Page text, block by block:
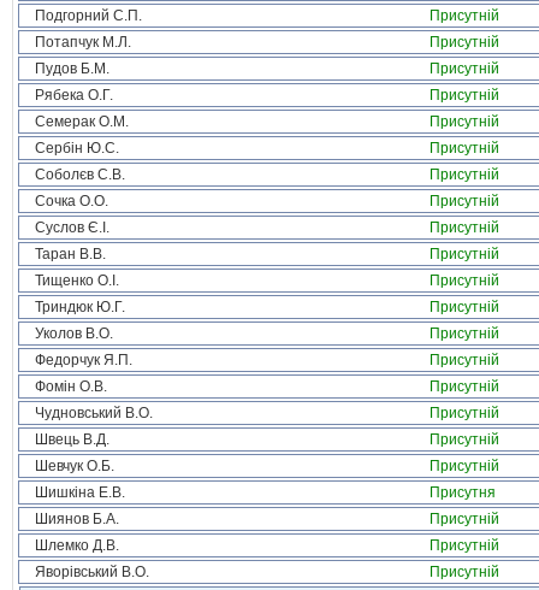
Подгорний С.П.
Присутній
Потапчук М.Л.
Присутній
Пудов Б.М.
Присутній
Рябека О.Г.
Присутній
Семерак О.М.
Присутній
Сербін Ю.С.
Присутній
Соболєв С.В.
Присутній
Сочка О.О.
Присутній
Суслов Є.І.
Присутній
Таран В.В.
Присутній
Тищенко О.І.
Присутній
Триндюк Ю.Г.
Присутній
Уколов В.О.
Присутній
Федорчук Я.П.
Присутній
Фомін О.В.
Присутній
Чудновський В.О.
Присутній
Швець В.Д.
Присутній
Шевчук О.Б.
Присутній
Шишкіна Е.В.
Присутня
Шиянов Б.А.
Присутній
Шлемко Д.В.
Присутній
Яворівський В.О.
Присутній